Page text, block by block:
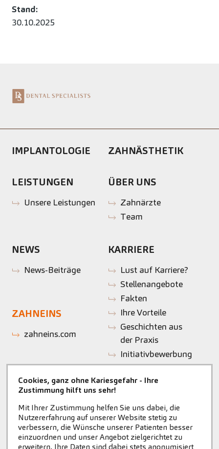
Stand:
30.10.2025
IMPLANTOLOGIE ZAHNÄSTHETIK
LEISTUNGEN
Unsere Leistungen
ÜBER UNS
Zahnärzte
Team
NEWS
News-Beiträge
KARRIERE
Lust auf Karriere?
Stellenangebote
Fakten
Ihre Vorteile
Geschichten aus
der Praxis
Initiativbewerbung
ZAHNEINS
zahneins.com
Cookies, ganz ohne Kariesgefahr - Ihre
Zustimmung hilft uns sehr!
Mit Ihrer Zustimmung helfen Sie uns dabei, die
Nutzererfahrung auf unserer Website stetig zu
verbessern, die Wünsche unserer Patienten besser
einzuordnen und unser Angebot zielgerichtet zu
erweitern. Ihre Daten sind dabei stets anonymisiert